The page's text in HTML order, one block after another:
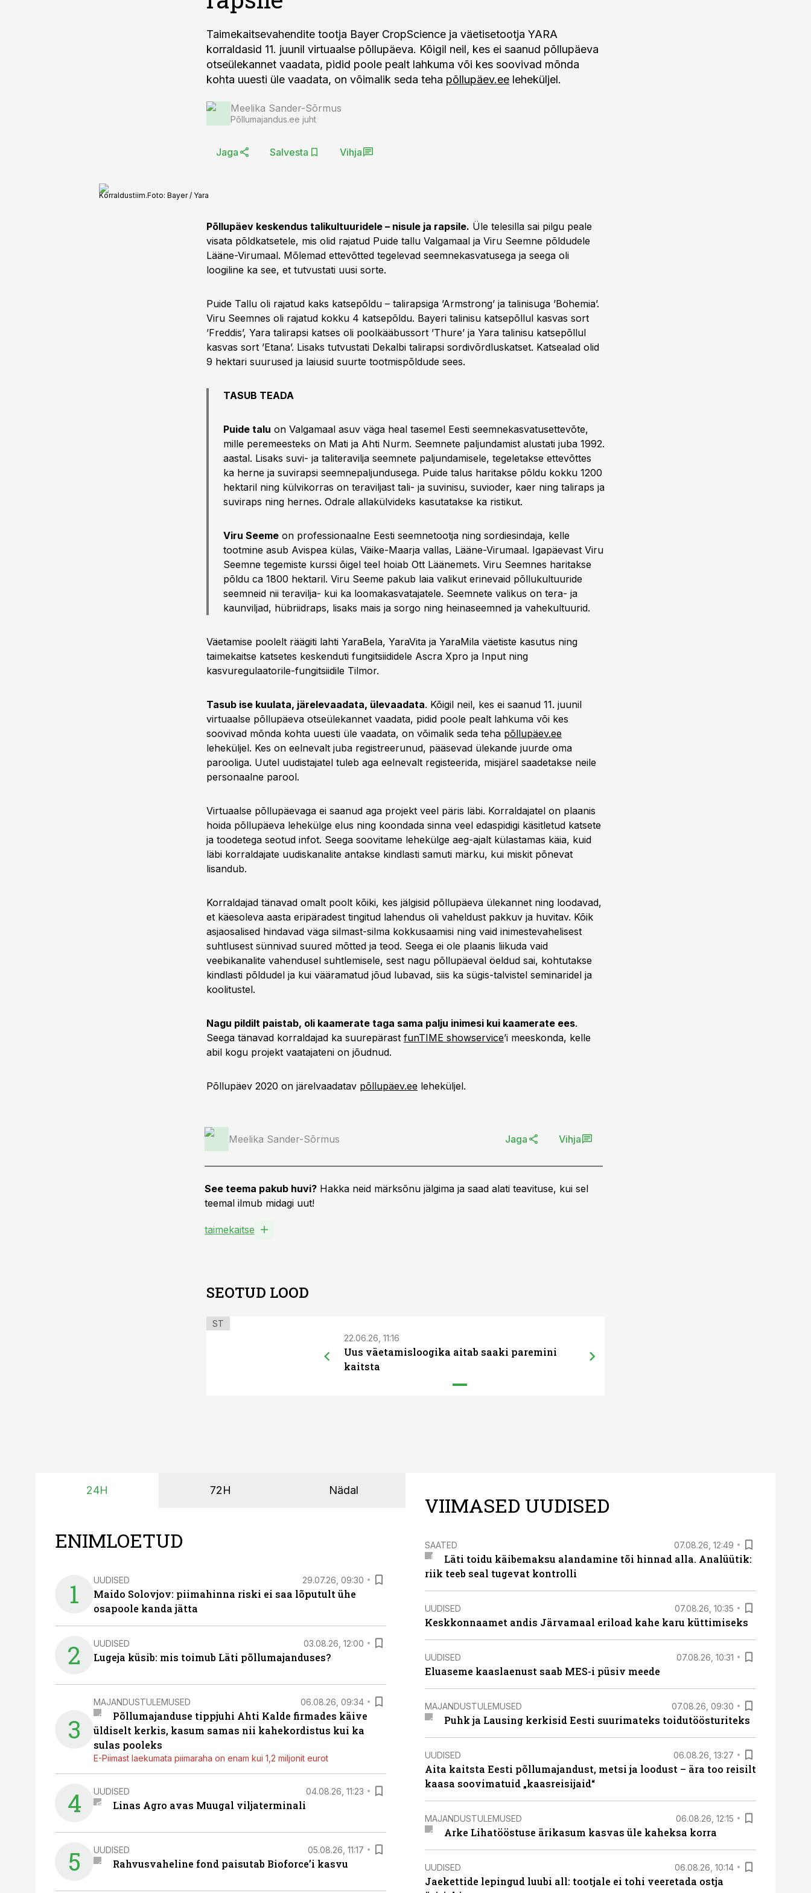
Taimekaitsevahendite tootja Bayer CropScience ja väetisetootja YARA
korraldasid 11. juunil virtuaalse põllupäeva. Kõigil neil, kes ei saanud põllupäeva
otseülekannet vaadata, pidid poole pealt lahkuma või kes soovivad mõnda
kohta uuesti üle vaadata, on võimalik seda teha põllupäev.ee leheküljel.
Meelika Sander-Sõrmus
Põllumajandus.ee juht
Jaga Salvesta Vihja
Korraldustiim.Foto: Bayer / Yara
Põllupäev keskendus talikultuuridele – nisule ja rapsile. Üle telesilla sai pilgu peale
visata põldkatsetele, mis olid rajatud Puide tallu Valgamaal ja Viru Seemne põldudele
Lääne-Virumaal. Mõlemad ettevõtted tegelevad seemnekasvatusega ja seega oli
loogiline ka see, et tutvustati uusi sorte.
Puide Tallu oli rajatud kaks katsepõldu – talirapsiga ’Armstrong’ ja talinisuga ’Bohemia’.
Viru Seemnes oli rajatud kokku 4 katsepõldu. Bayeri talinisu katsepõllul kasvas sort
’Freddis’, Yara talirapsi katses oli poolkääbussort ’Thure’ ja Yara talinisu katsepõllul
kasvas sort ’Etana’. Lisaks tutvustati Dekalbi talirapsi sordivõrdluskatset. Katsealad olid
9 hektari suurused ja laiusid suurte tootmispõldude sees.
TASUB TEADA
Puide talu on Valgamaal asuv väga heal tasemel Eesti seemnekasvatusettevõte,
mille peremeesteks on Mati ja Ahti Nurm. Seemnete paljundamist alustati juba 1992.
aastal. Lisaks suvi- ja taliteravilja seemnete paljundamisele, tegeletakse ettevõttes
ka herne ja suvirapsi seemnepaljundusega. Puide talus haritakse põldu kokku 1200
hektaril ning külvikorras on teraviljast tali- ja suvinisu, suvioder, kaer ning taliraps ja
suviraps ning hernes. Odrale allakülvideks kasutatakse ka ristikut.
Viru Seeme on professionaalne Eesti seemnetootja ning sordiesindaja, kelle
tootmine asub Avispea külas, Väike-Maarja vallas, Lääne-Virumaal. Igapäevast Viru
Seemne tegemiste kurssi õigel teel hoiab Ott Läänemets. Viru Seemnes haritakse
põldu ca 1800 hektaril. Viru Seeme pakub laia valikut erinevaid põllukultuuride
seemneid nii teravilja- kui ka loomakasvatajatele. Seemnete valikus on tera- ja
kaunviljad, hübriidraps, lisaks mais ja sorgo ning heinaseemned ja vahekultuurid.
Väetamise poolelt räägiti lahti YaraBela, YaraVita ja YaraMila väetiste kasutus ning
taimekaitse katsetes keskenduti fungitsiididele Ascra Xpro ja Input ning
kasvuregulaatorile-fungitsiidile Tilmor.
Tasub ise kuulata, järelevaadata, ülevaadata. Kõigil neil, kes ei saanud 11. juunil
virtuaalse põllupäeva otseülekannet vaadata, pidid poole pealt lahkuma või kes
soovivad mõnda kohta uuesti üle vaadata, on võimalik seda teha põllupäev.ee
leheküljel. Kes on eelnevalt juba registreerunud, pääsevad ülekande juurde oma
parooliga. Uutel uudistajatel tuleb aga eelnevalt registeerida, misjärel saadetakse neile
personaalne parool.
Virtuaalse põllupäevaga ei saanud aga projekt veel päris läbi. Korraldajatel on plaanis
hoida põllupäeva lehekülge elus ning koondada sinna veel edaspidigi käsitletud katsete
ja toodetega seotud infot. Seega soovitame lehekülge aeg-ajalt külastamas käia, kuid
läbi korraldajate uudiskanalite antakse kindlasti samuti märku, kui miskit põnevat
lisandub.
Korraldajad tänavad omalt poolt kõiki, kes jälgisid põllupäeva ülekannet ning loodavad,
et käesoleva aasta eripäradest tingitud lahendus oli vaheldust pakkuv ja huvitav. Kõik
asjaosalised hindavad väga silmast-silma kokkusaamisi ning vaid inimestevahelisest
suhtlusest sünnivad suured mõtted ja teod. Seega ei ole plaanis liikuda vaid
veebikanalite vahendusel suhtlemisele, sest nagu põllupäeval öeldud sai, kohtutakse
kindlasti põldudel ja kui vääramatud jõud lubavad, siis ka sügis-talvistel seminaridel ja
koolitustel.
Nagu pildilt paistab, oli kaamerate taga sama palju inimesi kui kaamerate ees.
Seega tänavad korraldajad ka suurepärast funTIME showservice’i meeskonda, kelle
abil kogu projekt vaatajateni on jõudnud.
Põllupäev 2020 on järelvaadatav põllupäev.ee leheküljel.
Meelika Sander-Sõrmus Jaga Vihja
See teema pakub huvi? Hakka neid märksõnu jälgima ja saad alati teavituse, kui sel
teemal ilmub midagi uut!
taimekaitse
SEOTUD LOOD
ST
22.06.26, 11:16
Uus väetamisloogika aitab saaki paremini
kaitsta
24H 72H Nädal
ENIMLOETUD
1 UUDISED 29.07.26, 09:30
Maido Solovjov: piimahinna riski ei saa lõputult ühe
osapoole kanda jätta
2 UUDISED 03.08.26, 12:00
Lugeja küsib: mis toimub Läti põllumajanduses?
3
MAJANDUSTULEMUSED 06.08.26, 09:34
Põllumajanduse tippjuhi Ahti Kalde firmades käive
üldiselt kerkis, kasum samas nii kahekordistus kui ka
sulas pooleks
E-Piimast laekumata piimaraha on enam kui 1,2 miljonit eurot
4 UUDISED 04.08.26, 11:23
Linas Agro avas Muugal viljaterminali
5 UUDISED 05.08.26, 11:17
Rahvusvaheline fond paisutab Bioforce’i kasvu
VIIMASED UUDISED
SAATED 07.08.26, 12:49
Läti toidu käibemaksu alandamine tõi hinnad alla. Analüütik:
riik teeb seal tugevat kontrolli
UUDISED 07.08.26, 10:35
Keskkonnaamet andis Järvamaal eriload kahe karu küttimiseks
UUDISED 07.08.26, 10:31
Eluaseme kaaslaenust saab MES-i püsiv meede
MAJANDUSTULEMUSED 07.08.26, 09:30
Puhk ja Lausing kerkisid Eesti suurimateks toidutöösturiteks
UUDISED 06.08.26, 13:27
Aita kaitsta Eesti põllumajandust, metsi ja loodust – ära too reisilt
kaasa soovimatuid „kaasreisijaid“
MAJANDUSTULEMUSED 06.08.26, 12:15
Arke Lihatööstuse ärikasum kasvas üle kaheksa korra
UUDISED 06.08.26, 10:14
Jaekettide lepingud luubi all: tootjale ei tohi veeretada ostja